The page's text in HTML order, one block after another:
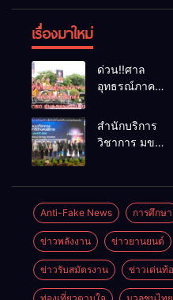
เรื่องมาใหม่
ด่วน!!ศาล
อุทธรณ์ภาค 4
เลือกตั้งนายก
อบจ.ขอนแก่น
สำนักบริการ
วิชาการ มข.
นำ “กลุ่มคูณ
แดงใหญ่” บุก
เวทีระดับชาติ
NCPD 2026
เปลี่ยน “ผ้า
เหลือ” สู่ราย
Anti-Fake News การศึกษา
ข่าวพลังงาน ข่าวยานยนต์
ข่าวรับสมัตรงาน ข่าวเด่นท้